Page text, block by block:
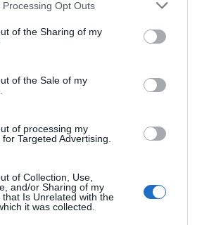
Opt Outs
of the Sharing of my
of the Sale of my
of processing my
Targeted Advertising.
of Collection, Use,
and/or Sharing of my
that Is Unrelated with the
it was collected.